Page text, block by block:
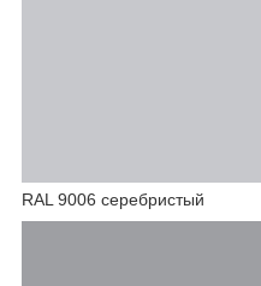
RAL 9006 серебристый